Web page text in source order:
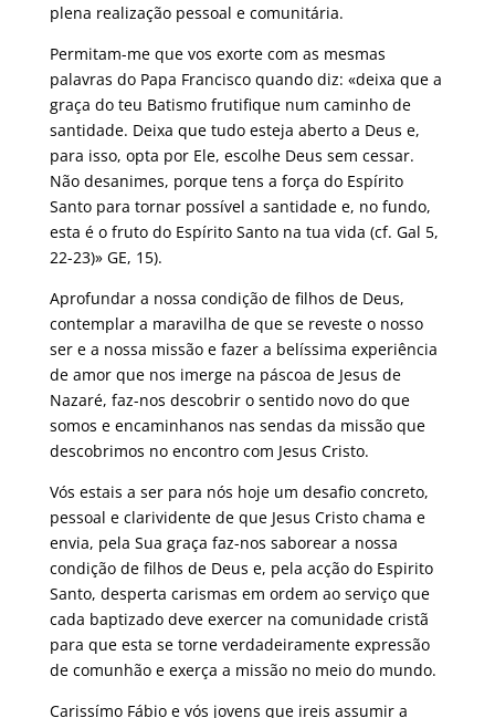
plena realização pessoal e comunitária.
Permitam-me que vos exorte com as mesmas
palavras do Papa Francisco quando diz: «deixa que a
graça do teu Batismo frutifique num caminho de
santidade. Deixa que tudo esteja aberto a Deus e,
para isso, opta por Ele, escolhe Deus sem cessar.
Não desanimes, porque tens a força do Espírito
Santo para tornar possível a santidade e, no fundo,
esta é o fruto do Espírito Santo na tua vida (cf. Gal 5,
22-23)» GE, 15).
Aprofundar a nossa condição de filhos de Deus,
contemplar a maravilha de que se reveste o nosso
ser e a nossa missão e fazer a belíssima experiência
de amor que nos imerge na páscoa de Jesus de
Nazaré, faz-nos descobrir o sentido novo do que
somos e encaminhanos nas sendas da missão que
descobrimos no encontro com Jesus Cristo.
Vós estais a ser para nós hoje um desafio concreto,
pessoal e clarividente de que Jesus Cristo chama e
envia, pela Sua graça faz-nos saborear a nossa
condição de filhos de Deus e, pela acção do Espirito
Santo, desperta carismas em ordem ao serviço que
cada baptizado deve exercer na comunidade cristã
para que esta se torne verdadeiramente expressão
de comunhão e exerça a missão no meio do mundo.
Carissímo Fábio e vós jovens que ireis assumir a